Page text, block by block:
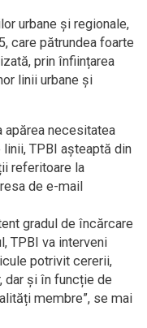
urbane și regionale,
care pătrundea foarte
prin înființarea
linii urbane și
apărea necesitatea
TPBI așteaptă din
referitoare la
de e-mail
gradul de încărcare
TPBI va interveni
potrivit cererii,
dar și în funcție de
membre”, se mai